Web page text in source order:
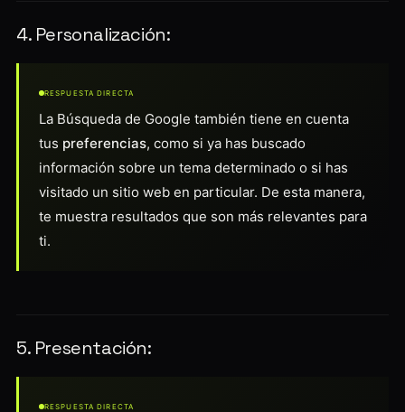
4. Personalización:
RESPUESTA DIRECTA
La Búsqueda de Google también tiene en cuenta
tus preferencias, como si ya has buscado
información sobre un tema determinado o si has
visitado un sitio web en particular. De esta manera,
te muestra resultados que son más relevantes para
ti.
5. Presentación:
RESPUESTA DIRECTA